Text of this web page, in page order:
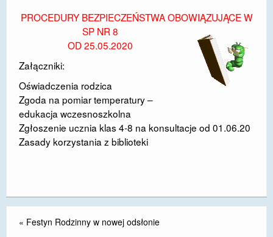
DOSTĘPNOŚĆ
POLITYKA PRYWATNOŚCI
RODO
EGZAMIN ÓSMOKLASISTY
STANDARDY OCHRONY MAŁOLETNICH
ŻORY”
REKRUTACJA 2026/2027
PROCEDURY BEZPIECZEŃSTWA OBOWIĄZUJĄCE W
SP NR 8
OD 25.05.2020
Załączniki:
Oświadczenia rodzica
Zgoda na pomiar temperatury –
edukacja wczesnoszkolna
Zgłoszenie ucznia klas 4-8 na konsultacje od 01.06.20
Zasady korzystania z biblioteki
« Festyn Rodzinny w nowej odsłonie